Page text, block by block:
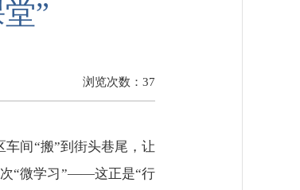
”
浏览次数： 37
间“搬”到街头巷尾，让
次“微学习”——这正是“行